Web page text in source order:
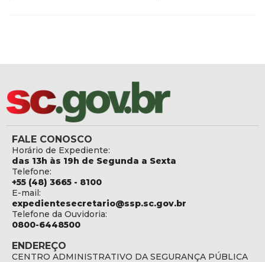
FALE CONOSCO
Horário de Expediente:
das 13h às 19h de Segunda a Sexta
Telefone:
+55 (48) 3665 - 8100
E-mail:
expedientesecretario@ssp.sc.gov.br
Telefone da Ouvidoria:
0800-6448500
ENDEREÇO
CENTRO ADMINISTRATIVO DA SEGURANÇA PÚBLICA